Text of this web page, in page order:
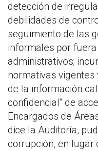
detección de
debilidades de
seguimiento de las
informales por
administrativos;
normativas vigentes
de la información
confidencial” de
Encargados de
dice la Auditoría,
corrupción, en lugar